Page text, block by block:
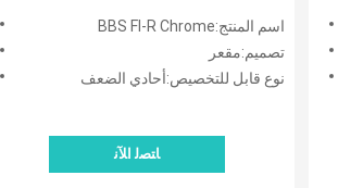
G80 G81 G82 G83 G90 M2 M3 M4
اسم المنتج:BBS FI-R Chrome
تصميم:مقعر
نوع قابل للتخصيص:أحادي الضعف
ﺎﺘﺼﻟ ﺍﻶﻧ